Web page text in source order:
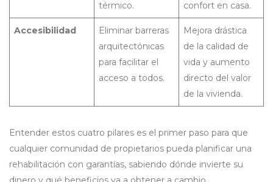
térmico. confort en casa.
Accesibilidad
Eliminar barreras
arquitectónicas
para facilitar el
acceso a todos.
Mejora drástica
de la calidad de
vida y aumento
directo del valor
de la vivienda.
Entender estos cuatro pilares es el primer paso para que
cualquier comunidad de propietarios pueda planificar una
rehabilitación con garantías, sabiendo dónde invierte su